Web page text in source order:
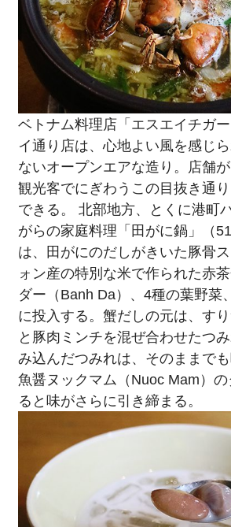
ベトナム料理店「エスエイチガ
イ通り店は、心地よい風を感じ
ないオープンエアな造り。店舗
観光客でにぎわうこの目抜き通
できる。 北部地方、とくに港町
がらの家庭料理「田がに鍋」（51
は、田がにのだしがきいた豚骨
ォン産の特別な米で作られた赤
ダー（Banh Da）、4種の葉野菜
に投入する。蟹だしの元は、す
と豚肉ミンチを混ぜ合わせたつ
み込んだつみれは、そのままでも
魚醤ヌックマム（Nuoc Mam）
ると味がさらに引き締まる。